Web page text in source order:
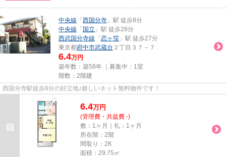
中央線 「 西国分寺 」駅 徒歩8分
中央線 「 国立 」駅 徒歩28分
西武国分寺線 「 恋ヶ窪 」駅 徒歩27分
東京都府中市武蔵台 ２丁目３７－７
6.4万円
築年数：築58年 ｜募集中： 1室
階数：2階建
西国分寺駅徒歩8分の好立地♪嬉しいネット無料物件です！
6.4万円
(管理費・共益費 -)
敷：1ヶ月｜礼：1ヶ月
所在階：2階
間取り：2K
面積：29.75㎡